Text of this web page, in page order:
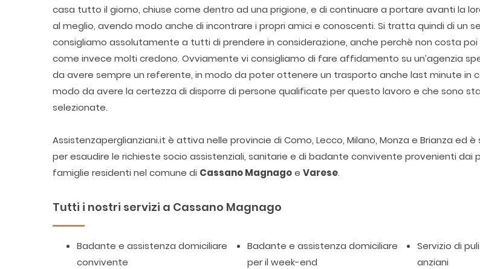
casa tutto il giorno, chiuse come dentro ad una prigione, e di continuare a portare avanti la
al meglio, avendo modo anche di incontrare i propri amici e conoscenti. Si tratta quindi di un
consigliamo assolutamente a tutti di prendere in considerazione, anche perchè non costa poi
come invece molti credono. Ovviamente vi consigliamo di fare affidamento su un’agenzia
da avere sempre un referente, in modo da poter ottenere un trasporto anche last minute in
modo da avere la certezza di disporre di persone qualificate per questo lavoro e che sono
selezionate.
Assistenzaperglianziani.it è attiva nelle provincie di Como, Lecco, Milano, Monza e Brianza ed
per esaudire le richieste socio assistenziali, sanitarie e di badante convivente provenienti dai
famiglie residenti nel comune di Cassano Magnagoe Varese.
Tutti i nostri servizi a Cassano Magnago
Badante e assistenza domiciliare
convivente
Badante e assistenza domiciliare
per il week-end
Servizio di
anziani